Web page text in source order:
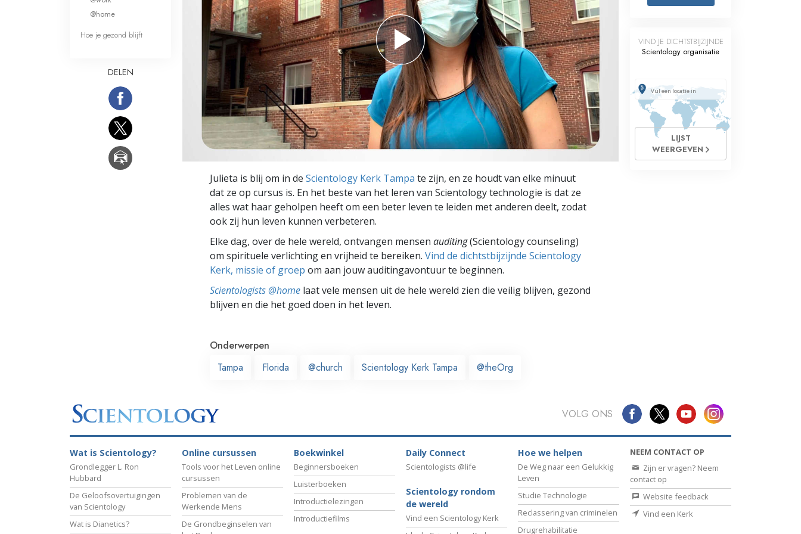
Wat is Grootheid?
Oplossingen voor het Drugsprobleem
Kinderen
Hulpmiddelen bij het Dagelijks Werk
Ethiek en de Condities
De Oorzaak van Onderdrukking
Feitenonderzoek
De Grondbeginselen van Organiseren
Julieta is blij om in de Scientology Kerk Tampa te zijn, en ze houdt van elke minuut
dat ze op cursus is. En het beste van het leren van Scientology technologie is dat ze
alles wat haar geholpen heeft om een beter leven te leiden met anderen deelt, zodat
ook zij hun leven kunnen verbeteren.
Elke dag, over de hele wereld, ontvangen mensen auditing(Scientology counseling)
om spirituele verlichting en vrijheid te bereiken. Vind de dichtstbijzijnde Scientology
Kerk, missie of groep om aan jouw auditingavontuur te beginnen.
Scientologists @home laat vele mensen uit de hele wereld zien die veilig blijven, gezond
blijven en die het goed doen in het leven.
Onderwerpen
Tampa
Florida @church Scientology Kerk Tampa @theOrg
@home
Hoe je gezond blijft
DELEN
VIND JE DICHTSTBIJZIJNDE
Scientology organisatie
LIJST
WEERGEVEN
VOLG ONS
Wat is Scientology?
Grondlegger L. Ron
Hubbard
De Geloofsovertuigingen
van Scientology
Wat is Dianetics?
Online cursussen
Tools voor het Leven online
cursussen
Problemen van de
Werkende Mens
De Grondbeginselen van
Boekwinkel
Beginnersboeken
Luisterboeken
Introductielezingen
Introductiefilms
Daily Connect
Scientologists @life
Scientology rondom
de wereld
Vind een Scientology Kerk
Hoe we helpen
De Weg naar een Gelukkig
Leven
Studie Technologie
Reclassering van criminelen
Drugrehabilitatie
NEEM CONTACT OP
Zijn er vragen? Neem
contact op
Website feedback
Vind een Kerk